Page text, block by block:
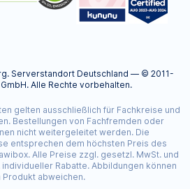
Serverstandort Deutschland — © 2011-
Alle Rechte vorbehalten.
gelten ausschließlich für Fachkreise und
Bestellungen von Fachfremden oder
nicht weitergeleitet werden. Die
entsprechen dem höchsten Preis des
Alle Preise zzgl. gesetzl. MwSt. und
Rabatte. Abbildungen können
Produkt abweichen.